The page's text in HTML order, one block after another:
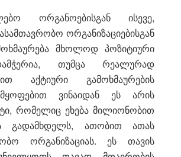
ორგანოებისგან ისევე,
ორგანიზაციებისგან
მხოლოდ პოზიტიური
თუმცა რეალურად
აქტიური გამოხმაურების
ვინაიდან ეს არის
რომელიც ეხება მილიონობით
გადამხდელს, ათობით ათას
ორგანიზაციას. ეს თავის